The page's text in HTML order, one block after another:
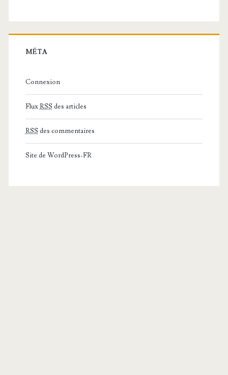
MÉTA
Connexion
FluxRSS des articles
RSS des commentaires
Site de WordPress-FR